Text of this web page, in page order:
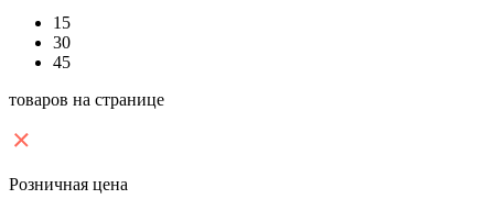
15
30
45
товаров на странице
Розничная цена